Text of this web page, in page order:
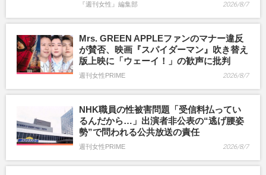
『週刊女性』編集部 2026/8/7
Mrs. GREEN APPLEファンのマナー違反
が賛否、映画『スパイダーマン』吹き替え
版上映に「ウェーイ！」の歓声に批判
週刊女性PRIME 2026/8/7
NHK職員の性被害問題「受信料払ってい
るんだから…」出演者非公表の“逃げ腰姿
勢”で問われる公共放送の責任
週刊女性PRIME 2026/8/7